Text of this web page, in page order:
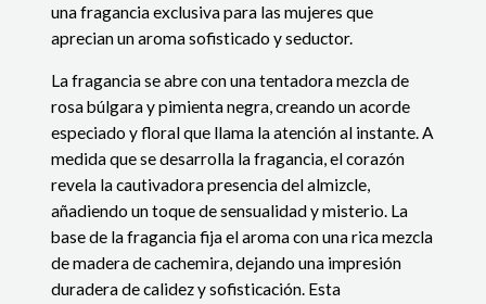
una fragancia exclusiva para las mujeres que
aprecian un aroma sofisticado y seductor.
La fragancia se abre con una tentadora mezcla de
rosa búlgara y pimienta negra, creando un acorde
especiado y floral que llama la atención al instante. A
medida que se desarrolla la fragancia, el corazón
revela la cautivadora presencia del almizcle,
añadiendo un toque de sensualidad y misterio. La
base de la fragancia fija el aroma con una rica mezcla
de madera de cachemira, dejando una impresión
duradera de calidez y sofisticación. Esta